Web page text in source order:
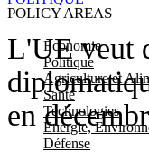
POLICY AREAS
Economie
Politique
Agriculture et
Santé
Technologies
Energie,
Défense
L'UE veut
en